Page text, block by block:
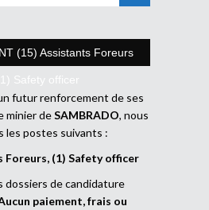
(15) Assistants Foreurs
Safety officer
futur renforcement de ses
minier deSAMBRADO, nous
les postes suivants :
Foreurs, (1) Safety officer
dossiers de candidature
paiement, frais ou